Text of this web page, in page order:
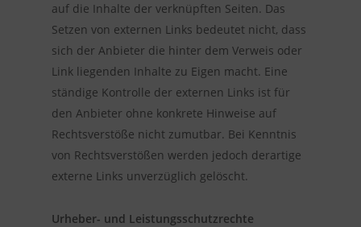
auf die Inhalte der verknüpften Seiten. Das
Setzen von externen Links bedeutet nicht, dass
sich der Anbieter die hinter dem Verweis oder
Link liegenden Inhalte zu Eigen macht. Eine
ständige Kontrolle der externen Links ist für
den Anbieter ohne konkrete Hinweise auf
Rechtsverstöße nicht zumutbar. Bei Kenntnis
von Rechtsverstößen werden jedoch derartige
externe Links unverzüglich gelöscht.
Urheber- und Leistungsschutzrechte